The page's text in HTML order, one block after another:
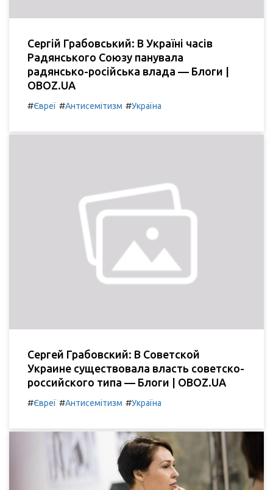
Сергій Грабовський: В Україні часів
Радянського Союзу панувала
радянсько-російська влада — Блоги |
OBOZ.UA
#Євреї #Антисемітизм #Україна
Сергей Грабовский: В Советской
Украине существовала власть советско-
российского типа — Блоги | OBOZ.UA
#Євреї #Антисемітизм #Україна